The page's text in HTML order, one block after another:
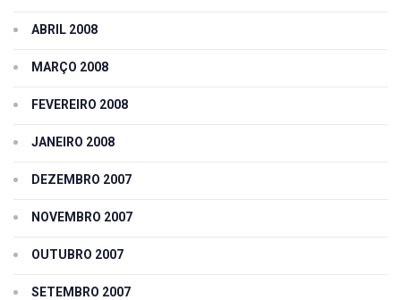
ABRIL 2008
MARÇO 2008
FEVEREIRO 2008
JANEIRO 2008
DEZEMBRO 2007
NOVEMBRO 2007
OUTUBRO 2007
SETEMBRO 2007